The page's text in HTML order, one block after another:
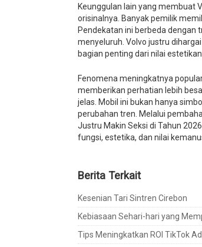
Keunggulan lain yang membuat
orisinalnya. Banyak pemilik
Pendekatan ini berbeda dengan
menyeluruh. Volvo justru
bagian penting dari nilai
Fenomena meningkatnya
memberikan perhatian lebih
jelas. Mobil ini bukan hanya
perubahan tren. Melalui
Justru Makin Seksi di Tahun
fungsi, estetika, dan nilai
Berita Terkait
Kesenian Tari Sintren Cirebon
Kebiasaan Sehari-hari yang
Tips Meningkatkan ROI TikTok